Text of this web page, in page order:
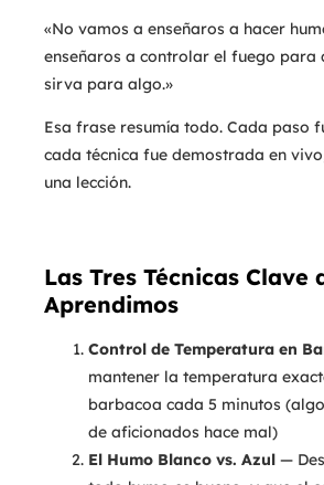
«No vamos a enseñaros a hacer
enseñaros a controlar el fuego para
sirva para algo.»
Esa frase resumía todo. Cada paso
cada técnica fue demostrada en
una lección.
Las Tres Técnicas Clave
Aprendimos
Control de Temperatura en
mantener la temperatura
barbacoa cada 5 minutos
de aficionados hace mal)
El Humo Blanco vs. Azul —